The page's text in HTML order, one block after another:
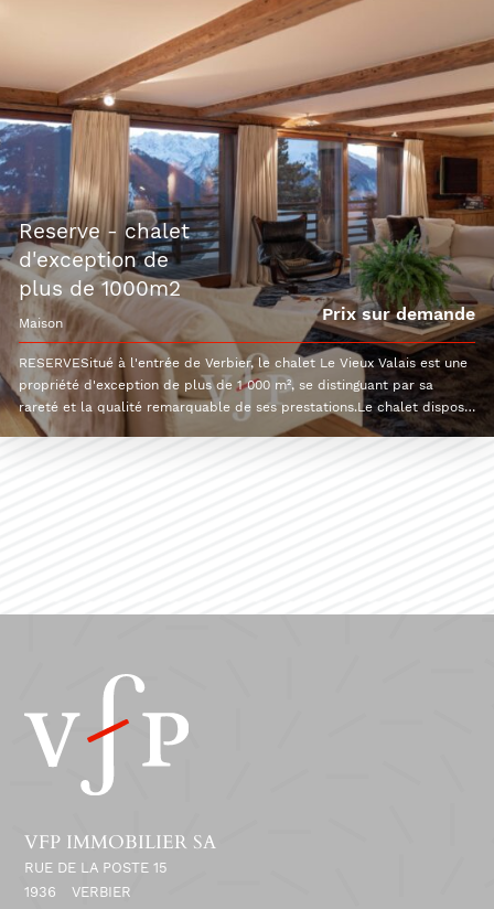
une place extérieure sont compris dans le prix.
reserve - chalet
d'exception de
plus de 1000m2
maison Prix sur demande
RESERVESitué à l'entrée de Verbier, le chalet Le Vieux Valais est une
propriété d'exception de plus de 1 000 m², se distinguant par sa
rareté et la qualité remarquable de ses prestations.Le chalet dispose
d'un vaste séjour, d'une cuisine professionnelle ainsi que d'un espace
VFP IMMOBILIER SA
RUE DE LA POSTE 15
1936
VERBIER